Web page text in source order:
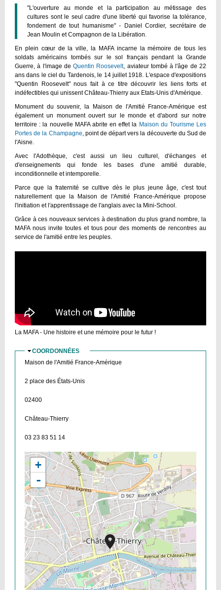
"L'ouverture au monde et la participation au métissage des
cultures sont le seul cadre d'une liberté qui favorise la tolérance,
fondement de tout humanisme" - Daniel Cordier, secrétaire de
Jean Moulin et Compagnon de la Libération.
En plein cœur de la ville, la MAFA incarne la mémoire de tous les
soldats américains tombés sur le sol français pendant la Grande
Guerre, à l'image deQuentin Roosevelt, aviateur tombé à l'âge de 22
ans dans le ciel du Tardenois, le 14 juillet 1918. L'espace d'expositions
"Quentin Roosevelt" nous fait à ce titre découvrir les liens forts et
indéfectibles qui unissent Château-Thierry aux Etats-Unis d'Amérique.
Monument du souvenir, la Maison de l'Amitié France-Amérique est
également un monument ouvert sur le monde et d'abord sur notre
territoire : la nouvelle MAFA abrite en effet la Maison du Tourisme Les
Portes de la Champagne , point de départ vers la découverte du Sud de
l'Aisne.
Avec l'Adothèque, c'est aussi un lieu culturel, d'échanges et
d'enseignements qui fonde les bases d'une amitié durable,
inconditionnelle et intemporelle.
Parce que la fraternité se cultive dès le plus jeune âge, c'est tout
naturellement que la Maison de l'Amitié France-Amérique propose
l'initiation et l'apprentissage de l'anglais avec la Mini-School.
Grâce à ces nouveaux services à destination du plus grand nombre, la
MAFA nous invite toutes et tous pour des moments de rencontres au
service de l'amitié entre les peuples.
La MAFA - Une histoire et une mémoire pour le futur !
MASQUER
COORDONNÉES
Maison de l'Amitié France-Amérique
2 place des États-Unis
02400
Château-Thierry
03 23 83 51 14
+
-